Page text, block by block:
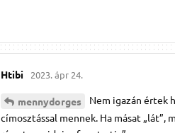
Htibi 2023. ápr 24.
mennydorges
Nem igazán értek
címosztással mennek. Ha másat